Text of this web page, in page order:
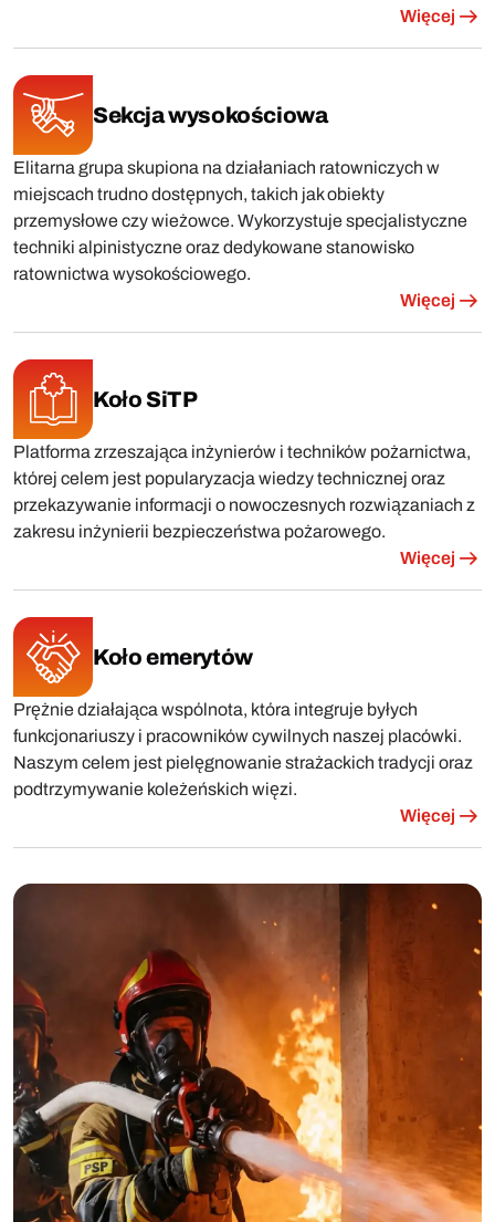
Więcej
Sekcja wysokościowa
Elitarna grupa skupiona na działaniach ratowniczych w
miejscach trudno dostępnych, takich jak obiekty
przemysłowe czy wieżowce. Wykorzystuje specjalistyczne
techniki alpinistyczne oraz dedykowane stanowisko
ratownictwa wysokościowego.
Więcej
Koło SiTP
Platforma zrzeszająca inżynierów i techników pożarnictwa,
której celem jest popularyzacja wiedzy technicznej oraz
przekazywanie informacji o nowoczesnych rozwiązaniach z
zakresu inżynierii bezpieczeństwa pożarowego.
Więcej
Koło emerytów
Prężnie działająca wspólnota, która integruje byłych
funkcjonariuszy i pracowników cywilnych naszej placówki.
Naszym celem jest pielęgnowanie strażackich tradycji oraz
podtrzymywanie koleżeńskich więzi.
Więcej